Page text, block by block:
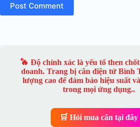
Post Comment
🔥 Độ chính xác là yếu tố then
doanh. Trang bịcân điện tử Bình
trong mọi ứng dụng..